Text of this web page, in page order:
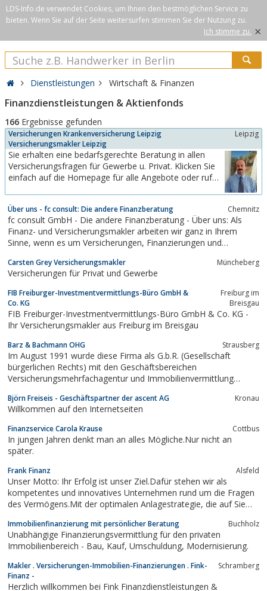
LDS-Info.de verwendet Cookies, um Ihnen den bestmöglichen Service zu
bieten. Wenn Sie auf der Seite weitersurfen stimmen Sie der Nutzung zu.
Ich stimme zu. ×
Dienstleistungen Wirtschaft & Finanzen
Finanzdienstleistungen & Aktienfonds
166 Ergebnisse gefunden
Versicherungen Krankenversicherung Leipzig
Versicherungsmakler Leipzig
Leipzig
Sie erhalten eine bedarfsgerechte Beratung in allen
Versicherungsfragen für Gewerbe u. Privat. Klicken Sie
einfach auf die Homepage für alle Angebote oder rufen
derwww.mdf-gruppe.de Jeder dieser Makler hat sein
Spezialgebiet. So...
Über uns - fc consult: Die andere Finanzberatung Chemnitz
fc consult GmbH - Die andere Finanzberatung - Über uns: Als
Finanz- und Versicherungsmakler arbeiten wir ganz in Ihrem
Sinne, wenn es um Versicherungen, Finanzierungen und
Carsten Grey Versicherungsmakler Müncheberg
Versicherungen für Privat und Gewerbe
FIB Freiburger-Investmentvermittlungs-Büro GmbH &
Co. KG
Freiburg im
Breisgau
FIB Freiburger-Investmentvermittlungs-Büro GmbH & Co. KG -
Ihr Versicherungsmakler aus Freiburg im Breisgau
Barz & Bachmann OHG Strausberg
Im August 1991 wurde diese Firma als G.b.R. (Gesellschaft
bürgerlichen Rechts) mit den Geschäftsbereichen
Versicherungsmehrfachagentur und Immobilienvermittlung
Bereich Haus- und Immobilienverwaltung.1994 fand eine
Weiterentwicklung von einer...
Björn Freiseis - Geschäftspartner der ascent AG Kronau
Willkommen auf den Internetseiten
Finanzservice Carola Krause Cottbus
In jungen Jahren denkt man an alles Mögliche.Nur nicht an
später.
Frank Finanz Alsfeld
Unser Motto: Ihr Erfolg ist unser Ziel.Dafür stehen wir als
kompetentes und innovatives Unternehmen rund um die Fragen
des Vermögens.Mit der optimalen Anlagestrategie, die auf Sie
Finanz - Ihr Partner für Kapitalschutz und höhere Rendite
Immobilienfinanzierung mit persönlicher Beratung Buchholz
Unabhängige Finanzierungsvermittlung für den privaten
Immobilienbereich - Bau, Kauf, Umschuldung, Modernisierung.
Makler . Versicherungen-Immobilien-Finanzierungen . Fink-
Finanz -
Schramberg
Herzlich willkommen bei Fink Finanzdienstleistungen &